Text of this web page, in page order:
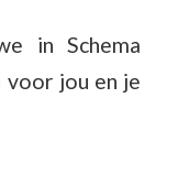
in Schema
voor jou en je